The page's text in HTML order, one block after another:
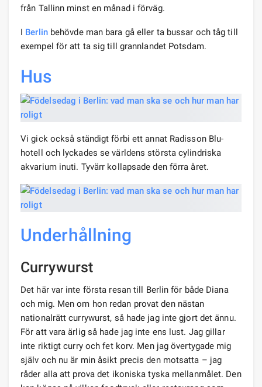
från Tallinn minst en månad i förväg.
I Berlinbehövde man bara gå eller ta bussar och tåg till
exempel för att ta sig till grannlandet Potsdam.
Hus
Vi gick också ständigt förbi ett annat Radisson Blu-
hotell och lyckades se världens största cylindriska
akvarium inuti. Tyvärr kollapsade den förra året.
Underhållning
Currywurst
Det här var inte första resan till Berlin för både Diana
och mig. Men om hon redan provat den nästan
nationalrätt currywurst, så hade jag inte gjort det ännu.
För att vara ärlig så hade jag inte ens lust. Jag gillar
inte riktigt curry och fet korv. Men jag övertygade mig
själv och nu är min åsikt precis den motsatta – jag
råder alla att prova det ikoniska tyska mellanmålet. Den